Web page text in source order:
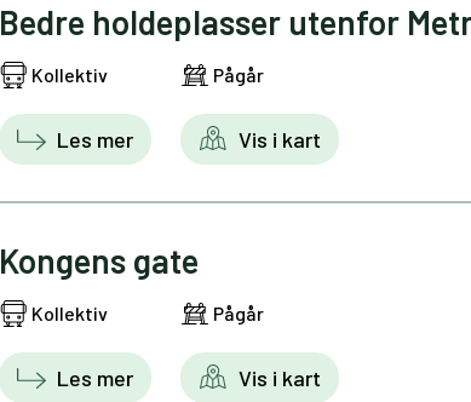
Bedre holdeplasser utenfor
Kollektiv Pågår
Les mer Vis i kart
Kongens gate
Kollektiv Pågår
Les mer Vis i kart